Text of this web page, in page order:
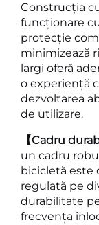
Construcția
funcționare
protecție
minimizează
largi oferă
o experiență
dezvoltarea
de utilizare.
【Cadru
un cadru
bicicletă este
regulată pe
durabilitate
frecvența